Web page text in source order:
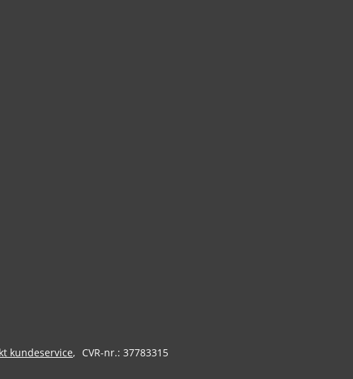
kundeservice CVR-nr.: 37783315